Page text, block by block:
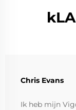
Chris Evans
Ik heb mijn